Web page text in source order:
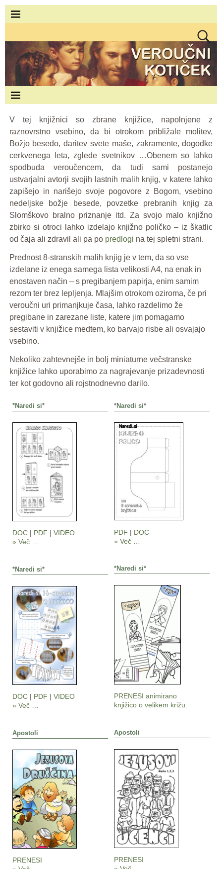
V tej knjižnici so zbrane knjižice, napolnjene z
raznovrstno vsebino, da bi otrokom približale molitev,
Božjo besedo, daritev svete maše, zakramente, dogodke
cerkvenega leta, zglede svetnikov …Obenem so lahko
spodbuda veroučencem, da tudi sami postanejo
ustvarjalni avtorji svojih lastnih malih knjig, v katere lahko
zapišejo in narišejo svoje pogovore z Bogom, vsebino
nedeljske božje besede, povzetke prebranih knjig za
Slomškovo bralno priznanje itd. Za svojo malo knjižno
zbirko si otroci lahko izdelajo knjižno poličko – iz škatlic
od čaja ali zdravil ali pa po predlogi na tej spletni strani.
Prednost 8-stranskih malih knjig je v tem, da so vse
izdelane iz enega samega lista velikosti A4, na enak in
enostaven način – s pregibanjem papirja, enim samim
rezom ter brez lepljenja. Mlajšim otrokom oziroma, če pri
veroučni uri primanjkuje časa, lahko razdelimo že
pregibane in zarezane liste, katere jim pomagamo
sestaviti v knjižice medtem, ko barvajo risbe ali osvajajo
vsebino.
Nekoliko zahtevnejše in bolj miniaturne večstranske
knjižice lahko uporabimo za nagrajevanje prizadevnosti
ter kot godovno ali rojstnodnevno darilo.
*Naredi si*
DOC| PDF | VIDEO
» Več …
*Naredi si*
PDF | DOC
» Več …
*Naredi si*
PRENESI animirano
knjižico o velikem križu.
*Naredi si*
DOC| PDF | VIDEO
» Več …
Apostoli
PRENESI
Apostoli
PRENESI